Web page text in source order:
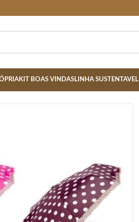
KIT BOAS VINDASLINHA SUSTENTAVEL